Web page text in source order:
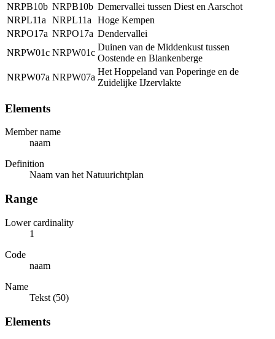
NRPB10b NRPB10b Demervallei tussen Diest en Aarschot
NRPL11a
NRPL11a
Hoge Kempen
NRPO17a NRPO17a Dendervallei
NRPW01c NRPW01c
Duinen van de Middenkust tussen
Oostende en Blankenberge
NRPW07a NRPW07a
Het Hoppeland van Poperinge en de
Zuidelijke IJzervlakte
Elements
Member name
naam
Definition
Naam van het Natuurichtplan
Range
Lower cardinality
1
Code
naam
Name
Tekst (50)
Elements